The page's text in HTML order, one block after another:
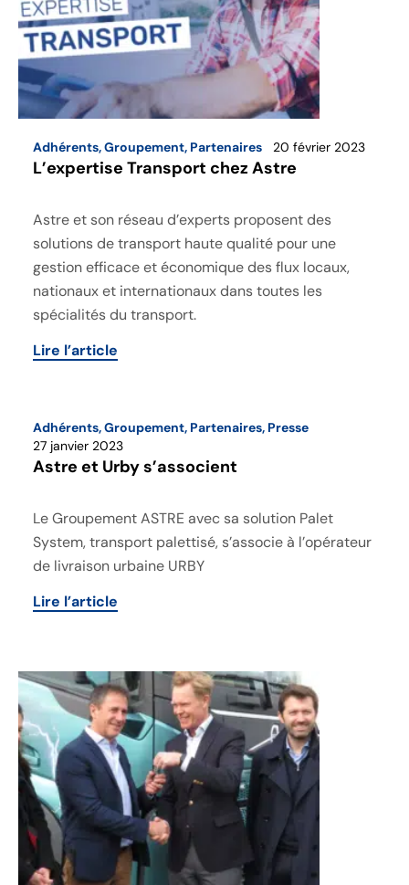
Adhérents,Groupement, Partenaires 20 février 2023
L’expertise Transport chez Astre
Astre et son réseau d’experts proposent des
solutions de transport haute qualité pour une
gestion efficace et économique des flux locaux,
nationaux et internationaux dans toutes les
spécialités du transport.
Lire l’article
Adhérents,Groupement, Partenaires, Presse
27 janvier 2023
Astre et Urby s’associent
Le Groupement ASTRE avec sa solution Palet
System, transport palettisé, s’associe à l’opérateur
de livraison urbaine URBY
Lire l’article